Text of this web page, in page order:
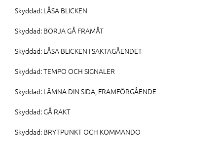
Skyddad: LÅSA BLICKEN
Skyddad: BÖRJA GÅ FRAMÅT
Skyddad: LÅSA BLICKEN I SAKTAGÅENDET
Skyddad: TEMPO OCH SIGNALER
Skyddad: LÄMNA DIN SIDA, FRAMFÖRGÅENDE
Skyddad: GÅ RAKT
Skyddad: BRYTPUNKT OCH KOMMANDO